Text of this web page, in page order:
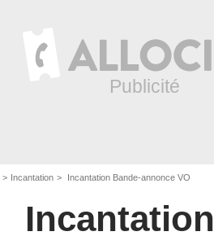
Incantation Incantation Bande-annonce VO
Incantation